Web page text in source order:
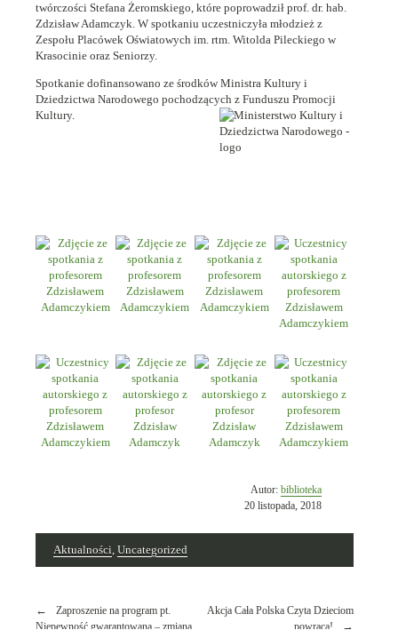
twórczości Stefana Żeromskiego, które poprowadził prof. dr. hab.
Zdzisław Adamczyk. W spotkaniu uczestniczyła młodzież z
Zespołu Placówek Oświatowych im. rtm. Witolda Pileckiego w
Krasocinie oraz Seniorzy.
Spotkanie dofinansowano ze środków Ministra Kultury i
Dziedzictwa Narodowego pochodzących z Funduszu Promocji
Kultury.
Autor:bibliotekaOpublikowano
w
20 listopada, 2018
Aktualności Uncategorized
Nawigacja
wpisu
Zaproszenie na program pt.
Niepewność gwarantowana – zmiana
Akcja Cała Polska Czyta Dzieciom
powraca!